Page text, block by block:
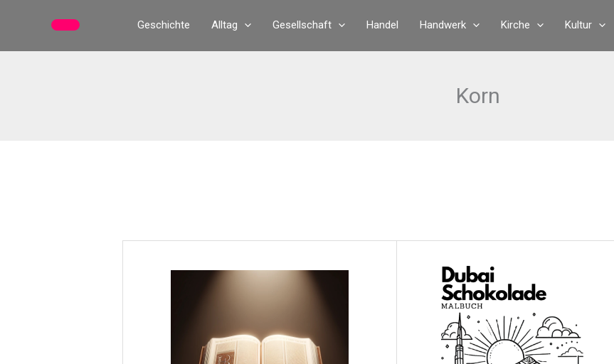
Geschichte Alltag Gesellschaft Handel Handwerk Kirche Kultur
Korn